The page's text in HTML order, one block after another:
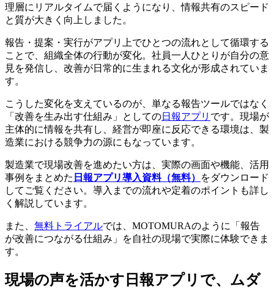
理層にリアルタイムで届くようになり、情報共有のスピード
と質が大きく向上しました。
報告・提案・実行がアプリ上でひとつの流れとして循環する
ことで、組織全体の行動が変化。社員一人ひとりが自分の意
見を発信し、改善が日常的に生まれる文化が形成されていま
す。
こうした変化を支えているのが、単なる報告ツールではなく
「改善を生み出す仕組み」としての日報アプリ です。現場が
主体的に情報を共有し、経営が即座に反応できる環境は、製
造業における競争力の源にもなっています。
製造業で現場改善を進めたい方は、実際の画面や機能、活用
事例をまとめた 日報アプリ導入資料（無料）
をダウンロード
してご覧ください。導入までの流れや定着のポイントも詳し
く解説しています。
また、 無料トライアルでは、MOTOMURAのように「報告
が改善につながる仕組み」を自社の現場で実際に体験できま
す。
現場の声を活かす日報アプリで、ムダ